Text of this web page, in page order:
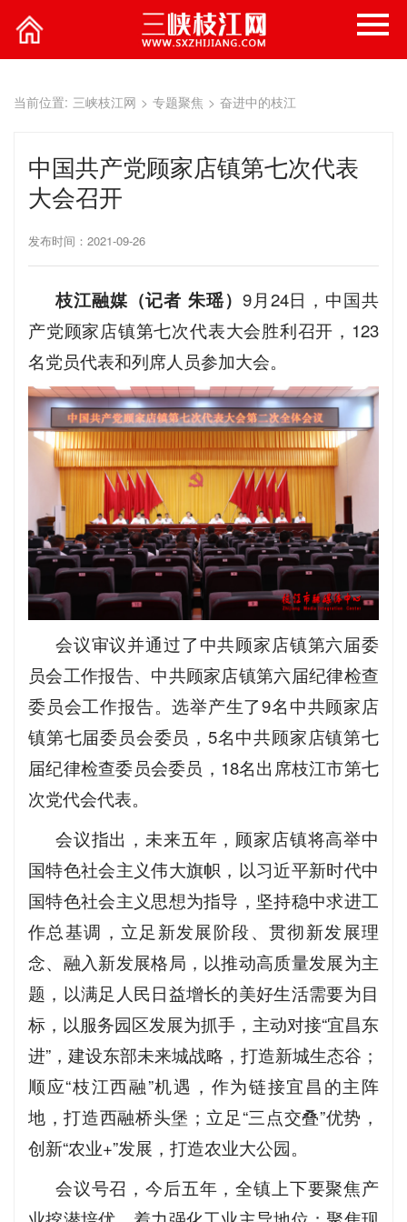
当前位置: 三峡枝江网 > 专题聚焦 > 奋进中的枝江
中国共产党顾家店镇第七次代表
大会召开
发布时间：2021-09-26
枝江融媒（记者 朱瑶） 9月24日，中国共
产党顾家店镇第七次代表大会胜利召开，123
名党员代表和列席人员参加大会。
会议审议并通过了中共顾家店镇第六届委
员会工作报告、中共顾家店镇第六届纪律检查
委员会工作报告。选举产生了9名中共顾家店
镇第七届委员会委员，5名中共顾家店镇第七
届纪律检查委员会委员，18名出席枝江市第七
次党代会代表。
会议指出，未来五年，顾家店镇将高举中
国特色社会主义伟大旗帜，以习近平新时代中
国特色社会主义思想为指导，坚持稳中求进工
作总基调，立足新发展阶段、贯彻新发展理
念、融入新发展格局，以推动高质量发展为主
题，以满足人民日益增长的美好生活需要为目
标，以服务园区发展为抓手，主动对接“宜昌东
进”，建设东部未来城战略，打造新城生态谷；
顺应“枝江西融”机遇，作为链接宜昌的主阵
地，打造西融桥头堡；立足“三点交叠”优势，
创新“农业+”发展，打造农业大公园。
会议号召，今后五年，全镇上下要聚焦产